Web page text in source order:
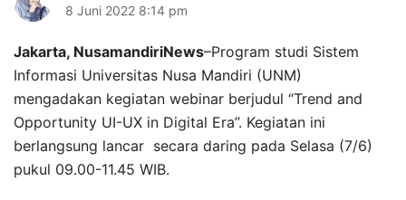
8 Juni 2022 8:14 pm
Jakarta, NusamandiriNews–Program studi Sistem
Informasi Universitas Nusa Mandiri (UNM)
mengadakan kegiatan webinar berjudul “Trend and
Opportunity UI-UX in Digital Era”. Kegiatan ini
berlangsung lancar secara daring pada Selasa (7/6)
pukul 09.00-11.45 WIB.